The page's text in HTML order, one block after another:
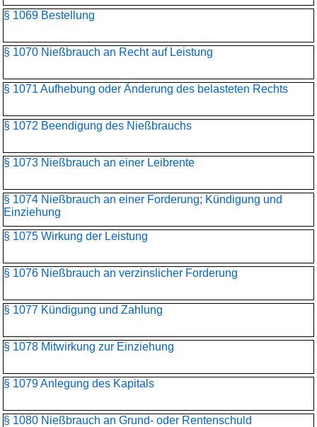
§ 1069 Bestellung
§ 1070 Nießbrauch an Recht auf Leistung
§ 1071 Aufhebung oder Änderung des belasteten Rechts
§ 1072 Beendigung des Nießbrauchs
§ 1073 Nießbrauch an einer Leibrente
§ 1074 Nießbrauch an einer Forderung; Kündigung und
Einziehung
§ 1075 Wirkung der Leistung
§ 1076 Nießbrauch an verzinslicher Forderung
§ 1077 Kündigung und Zahlung
§ 1078 Mitwirkung zur Einziehung
§ 1079 Anlegung des Kapitals
§ 1080 Nießbrauch an Grund- oder Rentenschuld